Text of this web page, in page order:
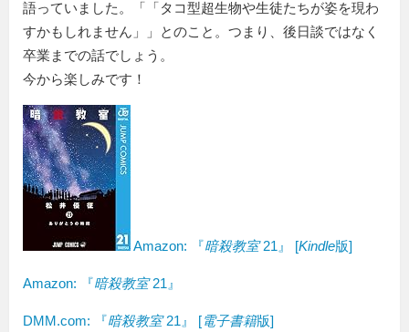
語っていました。「
タコ型超生物や生徒たちが姿を現わ
すかもしれません
」とのこと。つまり、後日談ではなく
卒業までの話でしょう。
今から楽しみです！
Amazon: 『暗殺教室21』 [Kindle版]
Amazon: 『暗殺教室21』
DMM.com: 『暗殺教室21』 [電子書籍版]